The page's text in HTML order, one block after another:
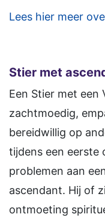
Lees hier meer
Stier met
Een Stier met een
zachtmoedig,
bereidwillig op
tijdens een eerste
problemen aan
ascendant. Hij of
ontmoeting